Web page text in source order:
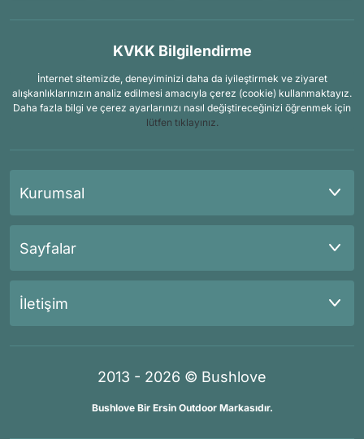
KVKK Bilgilendirme
İnternet sitemizde, deneyiminizi daha da iyileştirmek ve ziyaret
alışkanlıklarınızın analiz edilmesi amacıyla çerez (cookie) kullanmaktayız.
Daha fazla bilgi ve çerez ayarlarınızı nasıl değiştireceğinizi öğrenmek için
lütfen tıklayınız.
Kurumsal
Sayfalar
İletişim
2013 - 2026 © Bushlove
Bushlove Bir Ersin Outdoor Markasıdır.